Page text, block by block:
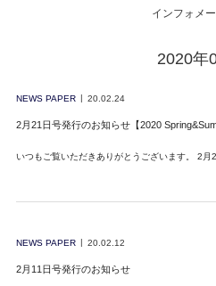
インフォメ
2020年
NEWS PAPER 20.02.24
2月21日号発行のお知らせ【2020
いつもご覧いただきありがとうございます。 2
NEWS PAPER 20.02.12
2月11日号発行のお知らせ